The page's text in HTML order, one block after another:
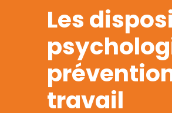
Les
travail